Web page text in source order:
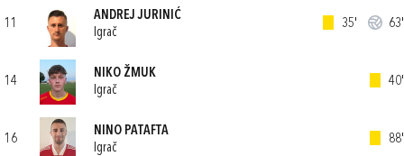
11
ANDREJ JURINIĆ
Igrač
35' 63'
14
NIKO ŽMUK
Igrač
40'
16
NINO PATAFTA
Igrač
88'